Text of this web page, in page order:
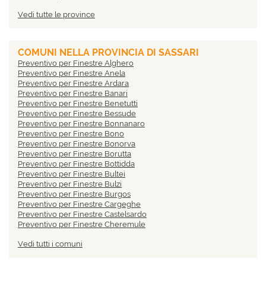
Preventivo per Finestre Caltanissetta
Preventivo per Finestre Catania
Preventivo per Finestre Catanzaro
Preventivo per Finestre Chieti
Preventivo per Finestre Como
Preventivo per Finestre Cosenza
Preventivo per Finestre Cremona
Preventivo per Finestre Crotone
Preventivo per Finestre Cuneo
Preventivo per Finestre Enna
Preventivo per Finestre Fermo
Preventivo per Finestre Ferrara
Preventivo per Finestre Firenze
Preventivo per Finestre Foggia
Preventivo per Finestre Forlì-Cesena
Preventivo per Finestre Frosinone
Preventivo per Finestre Genova
Preventivo per Finestre Gorizia
Preventivo per Finestre Grosseto
Preventivo per Finestre Isernia
Vedi tutte le province
COMUNI NELLA PROVINCIA DI SASSARI
Preventivo per Finestre Alghero
Preventivo per Finestre Anela
Preventivo per Finestre Ardara
Preventivo per Finestre Banari
Preventivo per Finestre Benetutti
Preventivo per Finestre Bessude
Preventivo per Finestre Bonnanaro
Preventivo per Finestre Bono
Preventivo per Finestre Bonorva
Preventivo per Finestre Borutta
Preventivo per Finestre Bottidda
Preventivo per Finestre Bultei
Preventivo per Finestre Bulzi
Preventivo per Finestre Burgos
Preventivo per Finestre Cargeghe
Preventivo per Finestre Castelsardo
Preventivo per Finestre Cheremule
Preventivo per Finestre Codrongianos
Vedi tutti i comuni